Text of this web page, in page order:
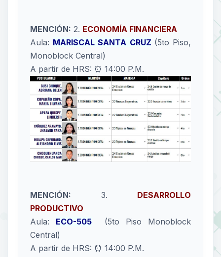
MENCIÓN: 2. ECONOMÍA FINANCIERA
Aula: MARISCAL SANTA CRUZ (5to Piso,
Monoblock Central)
A partir de HRS: ⏰ 14:00 P.M.
MENCIÓN: 3. DESARROLLO
PRODUCTIVO
Aula: ECO-505
(5to Piso Monoblock
Central)
A partir de HRS: ⏰ 14:00 P.M.